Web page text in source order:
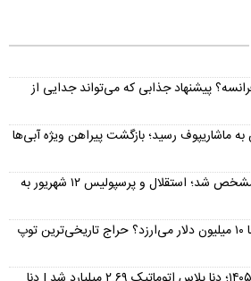
پیشنهاد جذابی که می‌تواند جدایی از
رامین به ماشاریپوف رسید؛ بازگشت پیراهن ویژه آبی‌ها
تاریخ احتمالی دربی ۱۰۷ مشخص شد؛ استقلال و پرسپولیس ۱۲ شهریور به
توپ «دست خدا» مارادونا ۱۰ میلیون دلار می‌ارزد؟ حراج تاریخی‌ترین توپ